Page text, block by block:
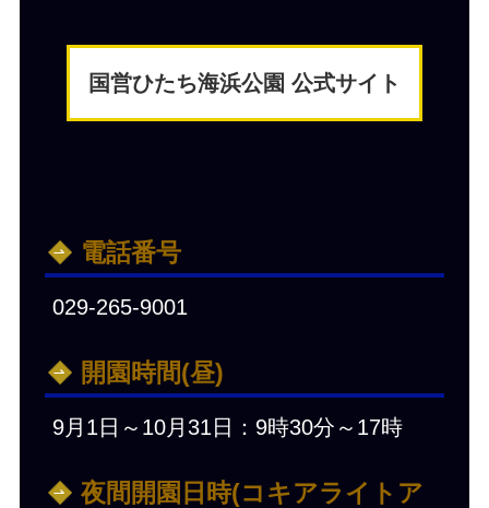
国営ひたち海浜公園 公式サイト
電話番号
029-265-9001
開園時間(昼)
9月1日～10月31日：9時30分～17時
夜間開園日時(コキアライトア